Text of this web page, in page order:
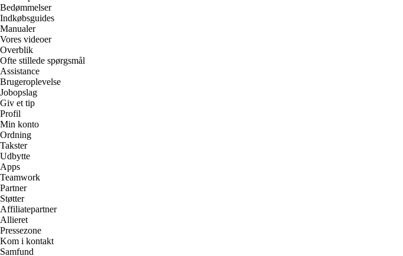
Bedømmelser
Indkøbsguides
Manualer
Vores videoer
Overblik
Ofte stillede spørgsmål
Assistance
Brugeroplevelse
Jobopslag
Giv et tip
Profil
Min konto
Ordning
Takster
Udbytte
Apps
Teamwork
Partner
Støtter
Affiliatepartner
Allieret
Pressezone
Kom i kontakt
Samfund